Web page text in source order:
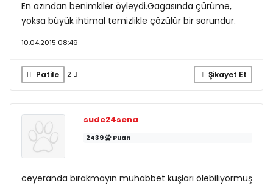
En azından benimkiler öyleydi.Gagasında çürüme,
yoksa büyük ihtimal temizlikle çözülür bir sorundur.
10.04.2015 08:49
Patile 2 Şikayet Et
sude24sena
2439 Puan
ceyeranda bırakmayın muhabbet kuşları ölebiliyormuş